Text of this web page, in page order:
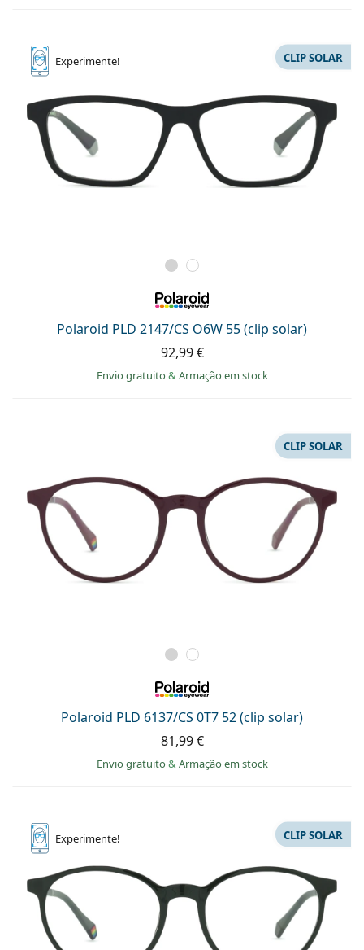
Experimente!
Polaroid PLD 2147/CS O6W 55 (clip solar)
CLIP SOLAR
92,99 €
Envio gratuito& Armação em stock
Polaroid PLD 6137/CS 0T7 52 (clip solar)
CLIP SOLAR
81,99 €
Envio gratuito& Armação em stock
Experimente! CLIP SOLAR